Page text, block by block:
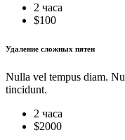
2 часа
$100
Удаление сложных пятен
Nulla vel tempus diam.
tincidunt.
2 часа
$2000